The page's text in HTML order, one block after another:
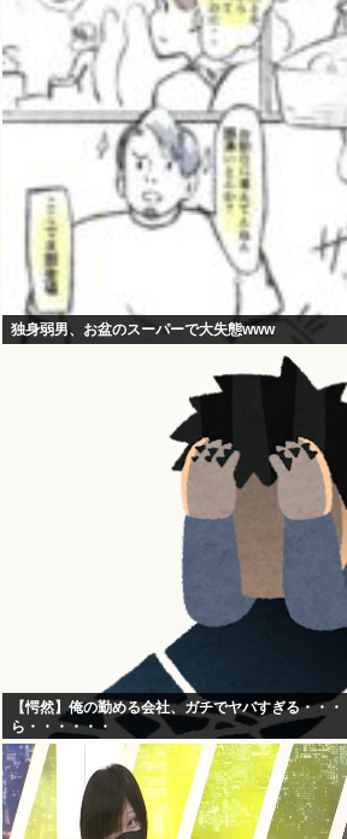
独身弱男、お盆のスーパーで大失態www
【愕然】俺の勤める会社、ガチでヤバすぎる・・
ら・・・・・・